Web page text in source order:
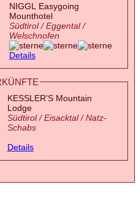
NIGGL Easygoing
Mounthotel
Südtirol / Eggental /
Welschnofen
Details
KESSLER'S Mountain
Lodge
Südtirol / Eisacktal / Natz-
Schabs
Details